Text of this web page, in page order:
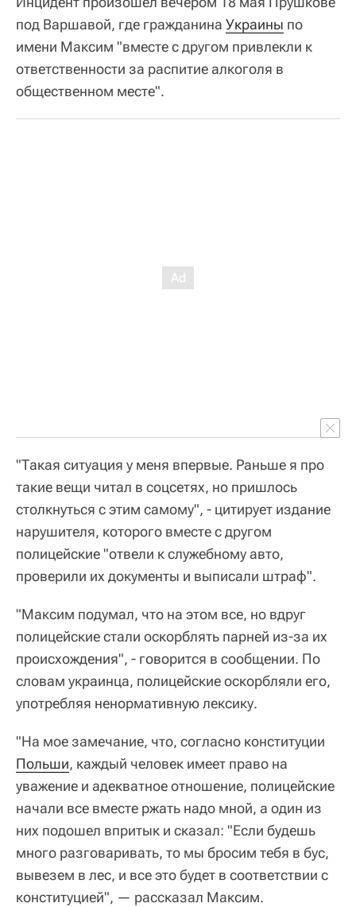
под Варшавой, где гражданина Украины по
имени Максим "вместе с другом привлекли к
ответственности за распитие алкоголя в
общественном месте".
"Такая ситуация у меня впервые. Раньше я про
такие вещи читал в соцсетях, но пришлось
столкнуться с этим самому", - цитирует издание
нарушителя, которого вместе с другом
полицейские "отвели к служебному авто,
проверили их документы и выписали штраф".
"Максим подумал, что на этом все, но вдруг
полицейские стали оскорблять парней из-за их
происхождения", - говорится в сообщении. По
словам украинца, полицейские оскорбляли его,
употребляя ненормативную лексику.
"На мое замечание, что, согласно конституции
Польши, каждый человек имеет право на
уважение и адекватное отношение, полицейские
начали все вместе ржать надо мной, а один из
них подошел впритык и сказал: "Если будешь
много разговаривать, то мы бросим тебя в бус,
вывезем в лес, и все это будет в соответствии с
конституцией", — рассказал Максим.